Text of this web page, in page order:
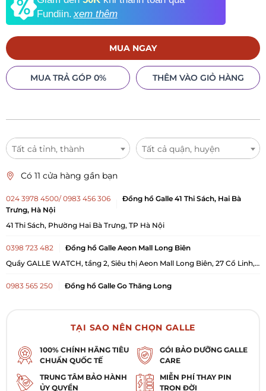
Fundiin.xem thêm
MUA NGAY
MUA TRẢ GÓP 0% THÊM VÀO GIỎ HÀNG
Tất cả tỉnh, thành Tất cả quận, huyện
Có 11 cửa hàng gần bạn
024 3978 4500/ 0983 456 306
Đồng hồ Galle 41 Thi Sách, Hai Bà
Trưng, Hà Nội
41 Thi Sách, Phường Hai Bà Trưng, TP Hà Nội
0398 723 482
Đồng hồ Galle Aeon Mall Long Biên
Quầy GALLE WATCH, tầng 2, Siêu thị Aeon Mall Long Biên, 27 Cổ Linh,
0983 565 250
Đồng hồ Galle Go Thăng Long
Đồng hồ Galle Lotte Liễu Giai
0358 370 330
Đồng hồ Galle Vincom Royal City
Gian hàng B1-R5-K12, tầng B1 của TTTM Vincom, Tòa nhà Vincom Mega
Mall Royal City, 72A Nguyễn Trãi, Phường Khương Đình, TP Hà Nội
TẠI SAO NÊN CHỌN GALLE
100% CHÍNH HÃNG TIÊU
CHUẨN QUỐC TẾ
GÓI BẢO DƯỠNG GALLE
CARE
TRUNG TÂM BẢO HÀNH
ỦY QUYỀN
MIỄN PHÍ THAY PIN
TRỌN ĐỜI